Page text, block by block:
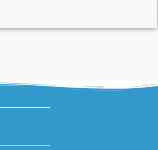
DIARY